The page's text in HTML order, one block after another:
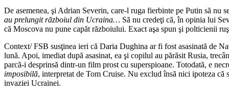
De asemenea, şi Adrian Severin, care-l ruga fierbinte pe Putin să nu
au prelungit războiul din Ucraina… Să nu credeţi că, în opinia lui
că Moscova nu pune capăt războiului. Exact aşa spun şi polticienii
Context/ FSB susţinea ieri că Daria Dughina ar fi fost asasinată de
lună. Apoi, imediat după asasinat, ea şi copilul au părăsit Rusia,
parcă-i desprinsă dintr-un film prost cu superspioane. Totodată, e
imposibilă, interpretat de Tom Cruise. Nu exclud însă nici ipoteza că
invaziei Ucrainei.